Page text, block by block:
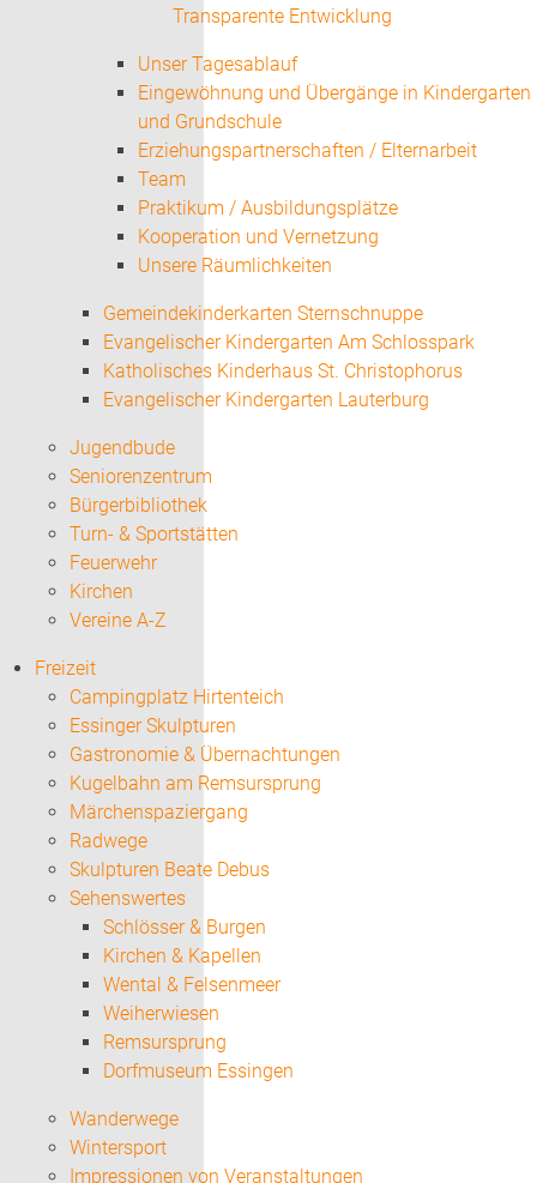
Transparente Entwicklung
Unser Tagesablauf
Eingewöhnung und Übergänge in Kindergarten
und Grundschule
Erziehungspartnerschaften / Elternarbeit
Team
Praktikum / Ausbildungsplätze
Kooperation und Vernetzung
Unsere Räumlichkeiten
Gemeindekinderkarten Sternschnuppe
Evangelischer Kindergarten Am Schlosspark
Katholisches Kinderhaus St. Christophorus
Evangelischer Kindergarten Lauterburg
Jugendbude
Seniorenzentrum
Bürgerbibliothek
Turn- & Sportstätten
Feuerwehr
Kirchen
Vereine A-Z
Freizeit
Campingplatz Hirtenteich
Essinger Skulpturen
Gastronomie & Übernachtungen
Kugelbahn am Remsursprung
Märchenspaziergang
Radwege
Skulpturen Beate Debus
Sehenswertes
Schlösser & Burgen
Kirchen & Kapellen
Wental & Felsenmeer
Weiherwiesen
Remsursprung
Dorfmuseum Essingen
Wanderwege
Wintersport
Impressionen von Veranstaltungen